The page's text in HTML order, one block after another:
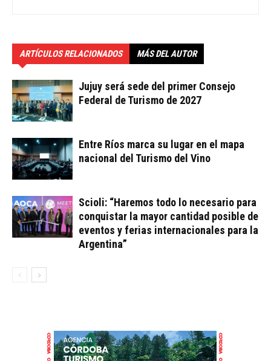
ARTÍCULOS RELACIONADOS MÁS DEL AUTOR
Jujuy será sede del primer Consejo
Federal de Turismo de 2027
Entre Ríos marca su lugar en el mapa
nacional del Turismo del Vino
Scioli: “Haremos todo lo necesario para
conquistar la mayor cantidad posible de
eventos y ferias internacionales para la
Argentina”